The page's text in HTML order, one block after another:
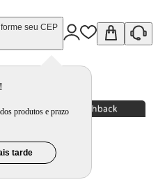
seu CEP
produtos e prazo
tarde